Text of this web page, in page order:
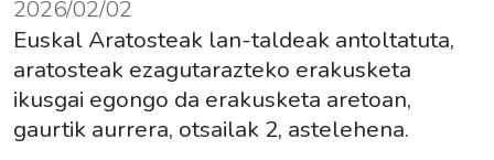
2026/02/02
Euskal Aratosteak lan-taldeak antoltatuta,
aratosteak ezagutarazteko erakusketa
ikusgai egongo da erakusketa aretoan,
gaurtik aurrera, otsailak 2, astelehena.